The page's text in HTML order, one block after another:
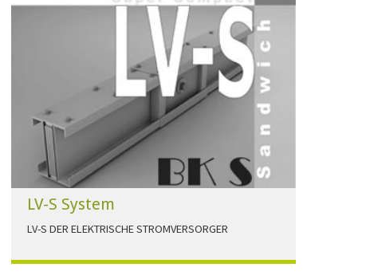
LV-S System
LV-S DER ELEKTRISCHE STROMVERSORGER